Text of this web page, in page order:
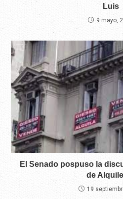
Luis
9 mayo,
El Senado pospuso la
de
19